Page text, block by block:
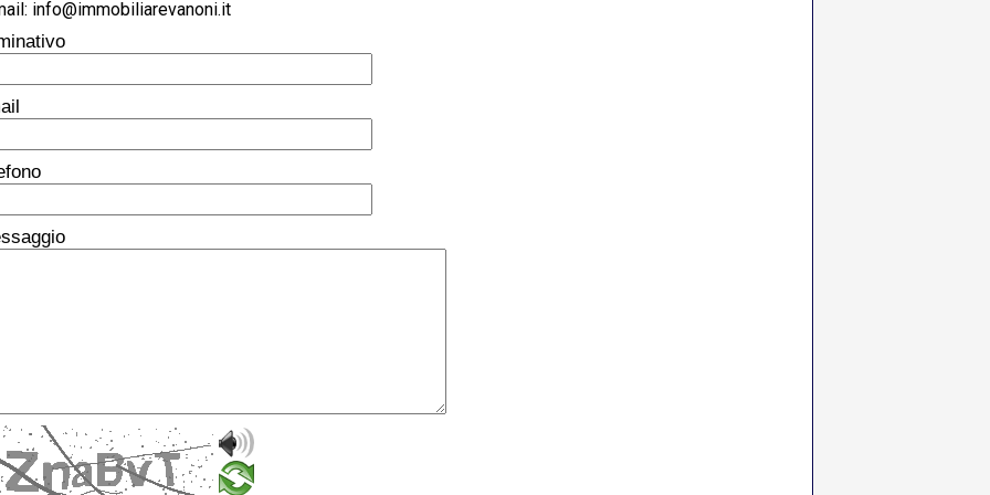
info@immobiliarevanoni.it